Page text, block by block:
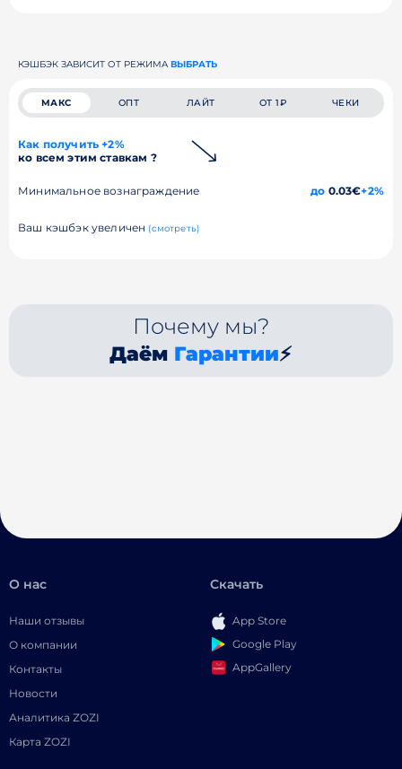
КЭШБЭК ЗАВИСИТ ОТ РЕЖИМА ВЫБРАТЬ
МАКС ОПТ ЛАЙТ ОТ 1₽ ЧЕКИ
Как получить +2%
ко всем этим ставкам ?
Минимальное вознаграждение до 0.03€+2%
Ваш кэшбэк увеличен (смотреть)
Почему мы?
Даём Гарантии⚡
О нас
Наши отзывы
О компании
Контакты
Новости
Аналитика ZOZI
Карта ZOZI
Скачать
App Store
Google Play
AppGallery